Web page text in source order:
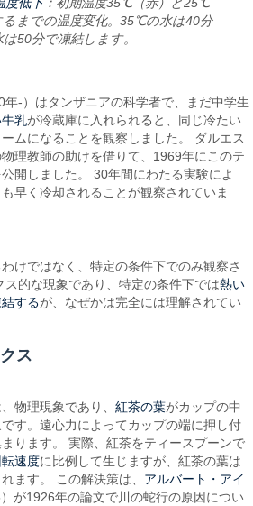
るまでの温度変化。35℃の水は40分
50分で凍結します。
年-）はタンザニアの科学者で、まだ中学生
乳が冷蔵庫に入れられると、同じ冷たい
ムになることを観察しました。 ダルエス
理教師の助けを借りて、1969年にこのテ
開しました。 30年間にわたる実験によ
も早く冷却されることが観察されていま
けではなく、特定の条件下でのみ観察さ
ス的な現象であり、特定の条件下では熱い
するが、なぜかは完全には理解されてい
ス
、物理現象であり、紅茶の葉がカップの中
す。遠心力によってカップの端に押し付
ります。 実際、紅茶をティースプーンで
転速度に比例して生じますが、紅茶の葉は
ます。 この解決策は、 アルバート・アイ
）が1926年の論文で川の蛇行の原因につい